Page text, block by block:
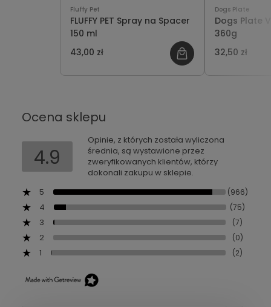
Fluffy Pet
FLUFFY PET Spray na Spacer
150 ml
43,00 zł
Dogs Plate
Dogs Plate
360g
32,50 zł
Ocena sklepu
4.9
Opinie, z których została wyliczona
średnia, są wystawione przez
zweryfikowanych klientów, którzy
dokonali zakupu w sklepie.
5
(966)
4 (75)
3 (7)
2 (0)
1 (2)